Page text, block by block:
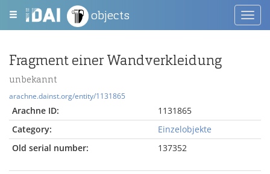
objects
Fragment einer Wandverkleidung
unbekannt
arachne.dainst.org/entity/1131865
Arachne ID:
1131865
Category:
Einzelobjekte
Old serial number:
137352